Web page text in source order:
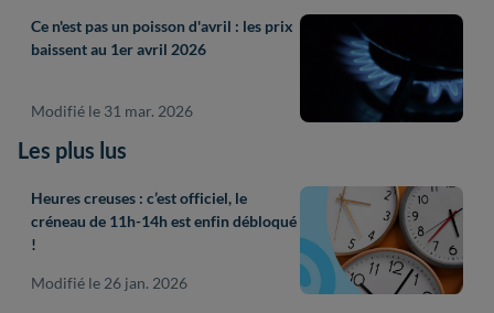
Ce n'est pas un poisson d'avril : les prix
baissent au 1er avril 2026
Modifié le 31 mar. 2026
Les plus lus
Heures creuses : c’est officiel, le
créneau de 11h-14h est enfin débloqué
!
Modifié le 26 jan. 2026